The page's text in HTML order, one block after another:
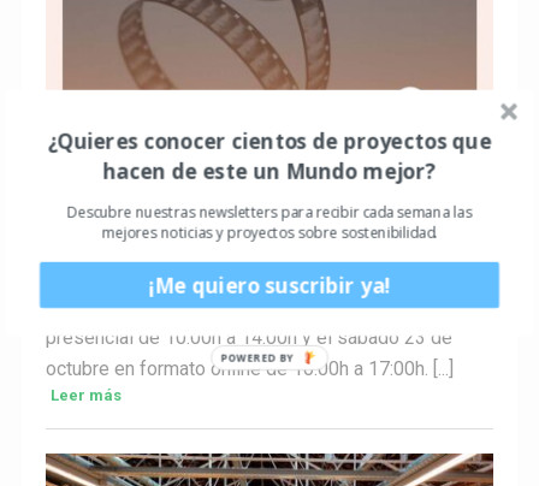
Another Way Film Festival acoge dos
jornadas de “Formación para cineastas
comprometidos” como parte de la
programación de su séptima edición
Se celebrarán el viernes 22 de octubre en modalidad
presencial de 10:00h a 14:00h y el sábado 23 de
octubre en formato online de 10:00h a 17:00h. [...]
Leer más
¿Quieres conocer cientos de proyectos que
hacen de este un Mundo mejor?
Descubre nuestras newsletters para recibir cada semana las
mejores noticias y proyectos sobre sostenibilidad.
¡Me quiero suscribir ya!